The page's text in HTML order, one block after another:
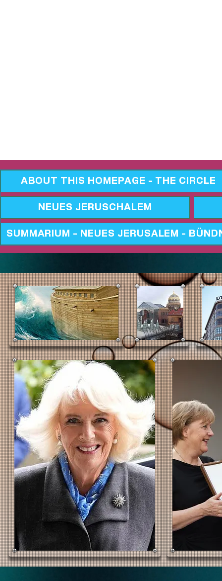
ABOUT THIS HOMEPAGE - THE CIRCLE
NEUES JERUSCHALEM
SUMMARIUM - NEUES JERUSALEM -